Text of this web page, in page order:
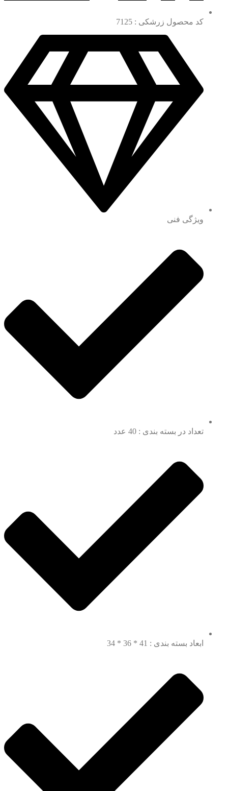
کد محصول زرشکی : 7125
ویژگی فنی
تعداد در بسته بندی : 40 عدد
ابعاد بسته بندی : 41 * 36 * 34